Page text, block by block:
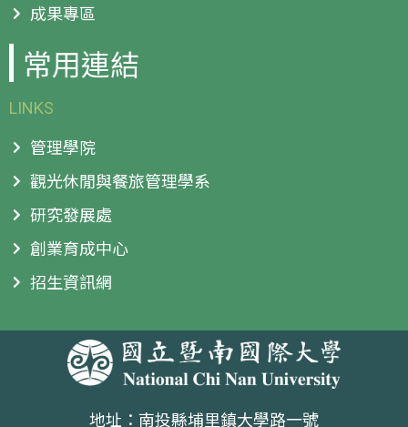
成果專區
常用連結
LINKS
管理學院
觀光休閒與餐旅管理學系
研究發展處
創業育成中心
招生資訊網
地址：南投縣埔里鎮大學路一號